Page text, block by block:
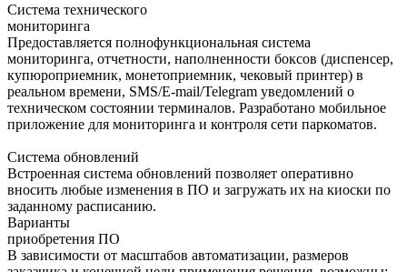
Система технического
мониторинга
Предоставляется полнофункциональная система
мониторинга, отчетности, наполненности боксов (диспенсер,
купюроприемник, монетоприемник, чековый принтер) в
реальном времени, SMS/E-mail/Telegram уведомлений о
техническом состоянии терминалов. Разработано мобильное
приложение для мониторинга и контроля сети паркоматов.
Система обновлений
Встроенная система обновлений позволяет оперативно
вносить любые изменения в ПО и загружать их на киоски по
заданному расписанию.
Варианты
приобретения ПО
В зависимости от масштабов автоматизации, размеров